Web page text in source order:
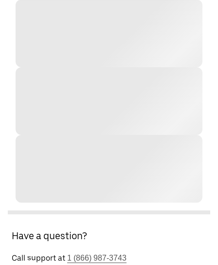
Have a question?
Call support at 1 (866) 987-3743